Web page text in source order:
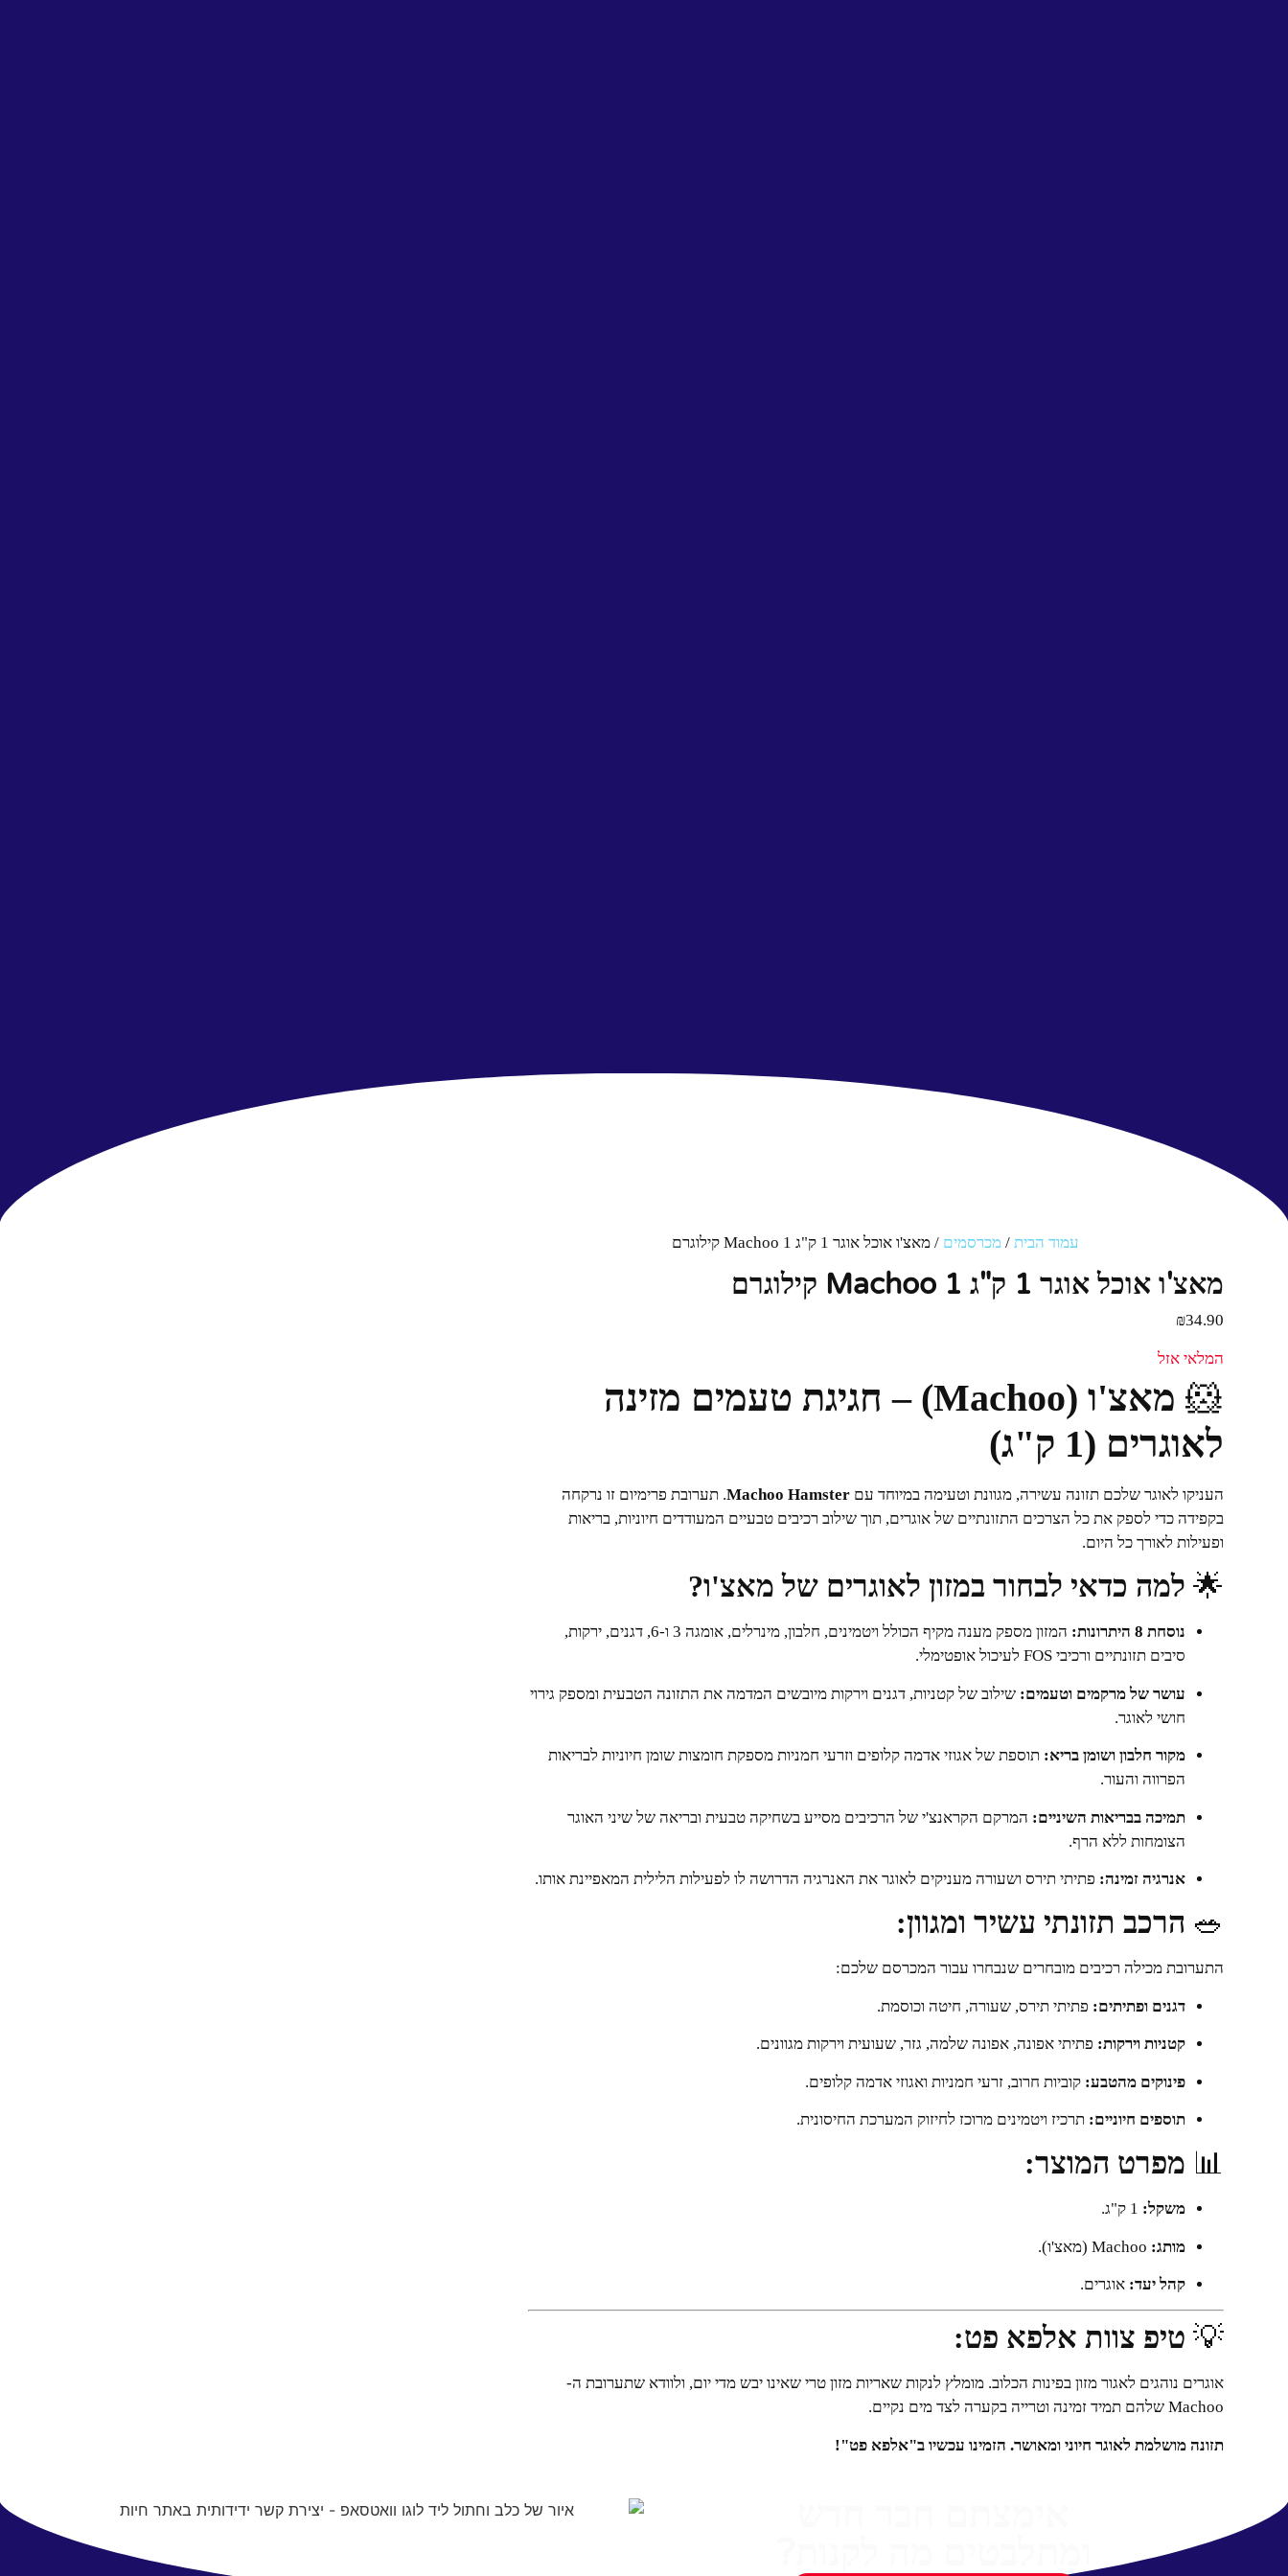
עמוד הבית / מכרסמים / מאצ'ו אוכל אוגר 1 ק"ג Machoo 1 קילוגרם
מאצ'ו אוכל אוגר 1 ק"ג Machoo 1 קילוגרם
₪34.90
המלאי אזל
🐹
מאצ'ו (Machoo) – חגיגת טעמים מזינה
לאוגרים (1 ק"ג)
העניקו לאוגר שלכם תזונה עשירה, מגוונת וטעימה במיוחד עםMachoo Hamster. תערובת פרימיום זו נרקחה
בקפידה כדי לספק את כל הצרכים התזונתיים של אוגרים, תוך שילוב רכיבים טבעיים המעודדים חיוניות, בריאות
ופעילות לאורך כל היום.
🌟 למה כדאי לבחור במזון לאוגרים של מאצ'ו?
נוסחת 8 היתרונות:
המזון מספק מענה מקיף הכולל ויטמינים, חלבון, מינרלים, אומגה 3 ו-6, דגנים, ירקות,
סיבים תזונתיים ורכיבי FOS לעיכול אופטימלי.
עושר של מרקמים וטעמים: שילוב של קטניות, דגנים וירקות מיובשים המדמה את התזונה הטבעית ומספק גירוי
חושי לאוגר.
מקור חלבון ושומן בריא: תוספת של אגוזי אדמה קלופים וזרעי חמניות מספקת חומצות שומן חיוניות לבריאות
הפרווה והעור.
תמיכה בבריאות השיניים: המרקם הקראנצ'י של הרכיבים מסייע בשחיקה טבעית ובריאה של שיני האוגר
הצומחות ללא הרף.
אנרגיה זמינה: פתיתי תירס ושעורה מעניקים לאוגר את האנרגיה הדרושה לו לפעילות הלילית המאפיינת אותו.
🥗 הרכב תזונתי עשיר ומגוון:
התערובת מכילה רכיבים מובחרים שנבחרו עבור המכרסם שלכם:
דגנים ופתיתים: פתיתי תירס, שעורה, חיטה וכוסמת.
קטניות וירקות: פתיתי אפונה, אפונה שלמה, גזר, שעועית וירקות מגוונים.
פינוקים מהטבע: קוביות חרוב, זרעי חמניות ואגוזי אדמה קלופים.
תוספים חיוניים: תרכיז ויטמינים מרוכז לחיזוק המערכת החיסונית.
📊 מפרט המוצר:
משקל:
מותג:
קהל יעד: אוגרים.
💡 טיפ צוות אלפא פט:
אוגרים נוהגים לאגור מזון בפינות הכלוב. מומלץ לנקות שאריות מזון טרי שאינו יבש מדי יום, ולוודא שתערובת ה-
Machoo שלהם תמיד זמינה וטרייה בקערה לצד מים נקיים.
תזונה מושלמת לאוגר חיוני ומאושר. הזמינו עכשיו ב"אלפא פט"!